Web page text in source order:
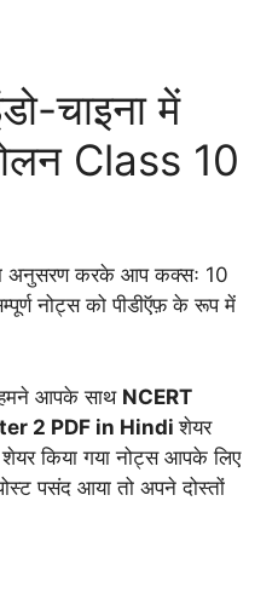
चाइना में
Class 10
अनुसरण करके आप कक्सः 10
नोट्स को पीडीऍफ़ के रूप में
आपके साथ NCERT
2 PDF in Hindiशेयर
किया गया नोट्स आपके लिए
पसंद आया तो अपने दोस्तों